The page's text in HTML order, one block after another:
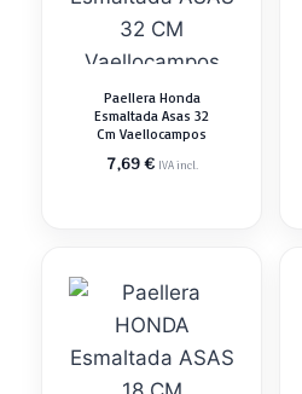
Paellera Honda
Esmaltada Asas 32
Cm Vaellocampos
7,69€ IVA incl.